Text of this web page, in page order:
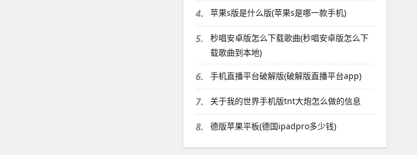
4. 苹果s版是什么版(苹果s是哪一款手机)
5.
秒唱安卓版怎么下载歌曲(秒唱安卓版怎么下
载歌曲到本地)
6. 手机直播平台破解版(破解版直播平台app)
7. 关于我的世界手机版tnt大炮怎么做的信息
8. 德版苹果平板(德国ipadpro多少钱)